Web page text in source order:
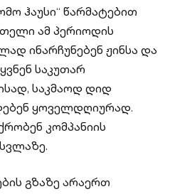
ჰაუსი“ წარმატებით
ამ პერიოდის
ინარჩუნებენ ჟინსა და
საკუთარ
საკმაოდ დიდ
ყოველდღიურად.
კომპანიის
გზაზე არაერთ